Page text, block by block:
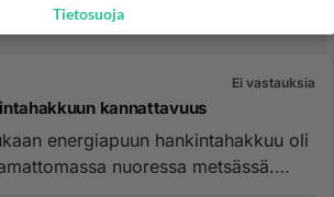
Ei vastauksia
kannattavuus
energiapuun hankintahakkuu oli
nuoressa metsässä.
Tietosuoja